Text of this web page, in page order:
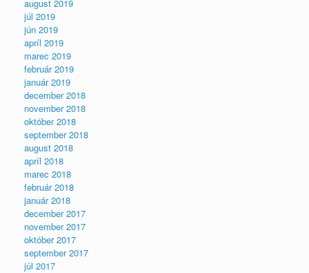
august 2019
júl 2019
jún 2019
apríl 2019
marec 2019
február 2019
január 2019
december 2018
november 2018
október 2018
september 2018
august 2018
apríl 2018
marec 2018
február 2018
január 2018
december 2017
november 2017
október 2017
september 2017
júl 2017